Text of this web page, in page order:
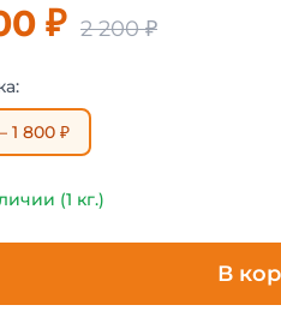
₽ 2 200 ₽
1 800 ₽
(1 кг.)
В